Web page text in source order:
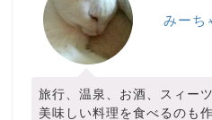
みーち
旅行、温泉、お酒、スィーツ
美味しい料理を食べるのも